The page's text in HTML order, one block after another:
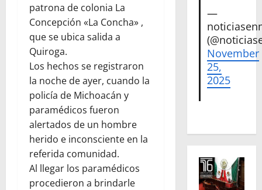
patrona de colonia La
Concepción «La Concha» ,
que se ubica salida a
Quiroga.
Los hechos se registraron
la noche de ayer, cuando la
policía de Michoacán y
paramédicos fueron
alertados de un hombre
herido e inconsciente en la
referida comunidad.
Al llegar los paramédicos
procedieron a brindarle
—
November
25,
2025